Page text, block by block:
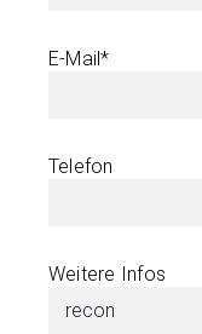
E-Mail*
Telefon
Weitere Infos